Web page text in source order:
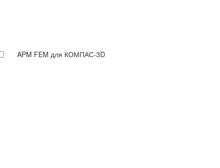
APM FEM для КОМПАС-3D